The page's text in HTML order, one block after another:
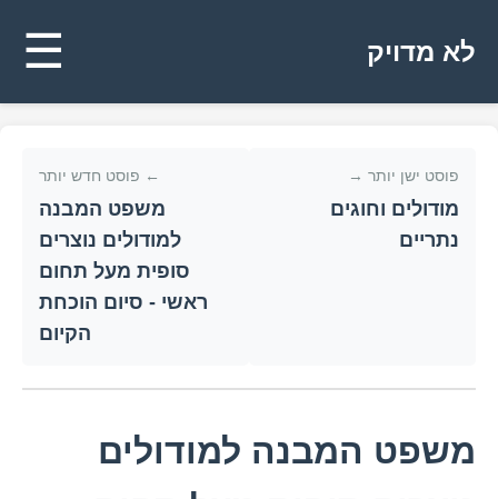
לא מדויק ☰
פוסט ישן יותר →
מודולים וחוגים
נתריים
← פוסט חדש יותר
משפט המבנה
למודולים נוצרים
סופית מעל תחום
ראשי - סיום הוכחת
הקיום
משפט המבנה למודולים